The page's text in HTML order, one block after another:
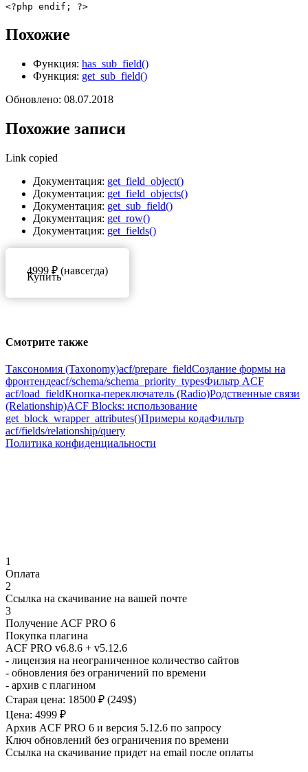
<?php endif ; ?>
Похожие
Функция: has_sub_field()
Функция: get_sub_field()
Обновлено: 08.07.2018
Похожие записи
Link copied
Документация: get_field_object()
Документация: get_field_objects()
Документация: get_sub_field()
Документация: get_row()
Документация: get_fields()
4999 ₽ (навсегда)
Купить
Смотрите также
Таксономия (Taxonomy)acf/prepare_fieldСоздание формы на
фронтендеacf/schema/schema_priority_typesФильтр ACF
acf/load_fieldКнопка-переключатель (Radio)Родственные связи
(Relationship)ACF Blocks: использование
get_block_wrapper_attributes()Примеры кодаФильтр
acf/fields/relationship/query
Политика конфиденциальности
1
Оплата
2
Ссылка на скачивание на вашей почте
3
Получение ACF PRO 6
Покупка плагина
ACF PRO v6.8.6 + v5.12.6
- лицензия на неограниченное количество сайтов
- обновления без ограничений по времени
- архив с плагином
Старая цена: 18500 ₽ (249$)
Цена: 4999 ₽
Архив ACF PRO 6 и версия 5.12.6 по запросу
Ключ обновлений без ограничения по времени
Ссылка на скачивание придет на email после оплаты